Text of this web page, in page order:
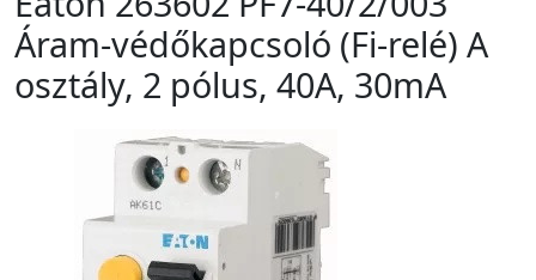
Áram-védőkapcsoló (Fi-relé) A
osztály, 2 pólus, 40A, 30mA